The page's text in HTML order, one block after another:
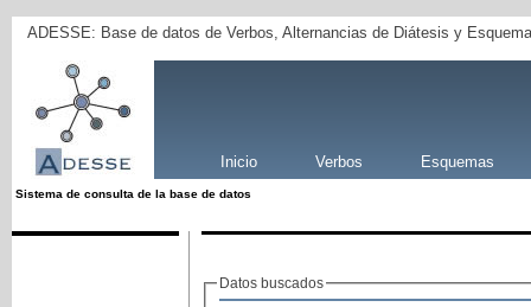
ADESSE: Base de datos de Verbos, Alternancias de Diátesis y
Inicio Verbos Esquemas
Sistema de consulta de la base de datos
Datos buscados